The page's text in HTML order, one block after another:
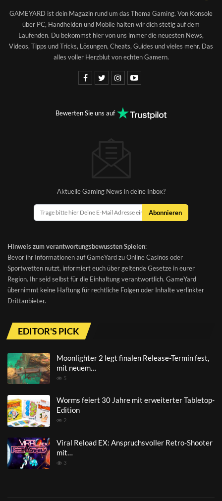
GAMEYARD ist dein Magazin rund um das Thema Gaming. Von Konsole
über PC, Handhelden und Mobile halten wir dich stetig auf dem
Laufenden. Du bekommst hier von uns immer die neuesten News,
Videos, Tipps und Tricks, Lösungen, Cheats, Guides und vieles mehr. Das
alles voller Herzblut von echten Gamern.
Bewerten Sie uns auf
Aktuelle Gaming News in deine Inbox?
Abonnieren
Hinweis zum verantwortungsbewussten Spielen:
Bevor ihr Informationen auf GameYard zu Online Casinos oder
Sportwetten nutzt, informiert euch über geltende Gesetze in eurer
Region. Ihr seid selbst für die Einhaltung verantwortlich. GameYard
übernimmt keine Haftung für rechtliche Folgen oder Inhalte verlinkter
Drittanbieter.
EDITOR'S PICK
Moonlighter 2 legt finalen Release-Termin fest,
mit neuem…
5
Worms feiert 30 Jahre mit erweiterter Tabletop-
Edition
2
Viral Reload EX: Anspruchsvoller Retro-Shooter
mit…
3